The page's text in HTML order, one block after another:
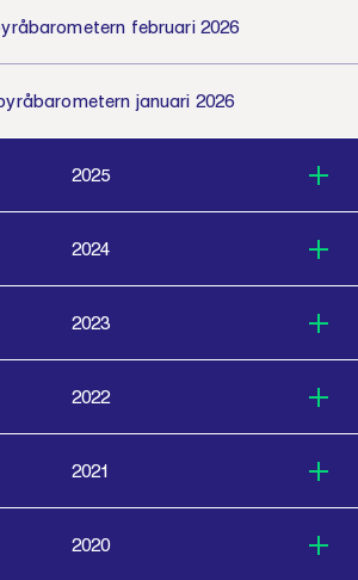
februari 2026
januari 2026
2025
2024
2023
2022
2021
2020